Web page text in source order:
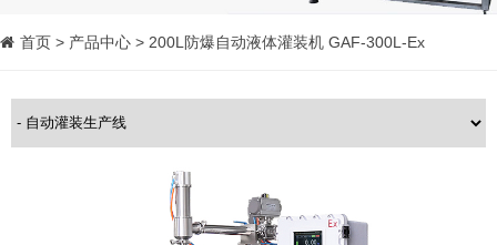
首页 > 产品中心 > 200L防爆自动液体灌装机 GAF-300L-Ex